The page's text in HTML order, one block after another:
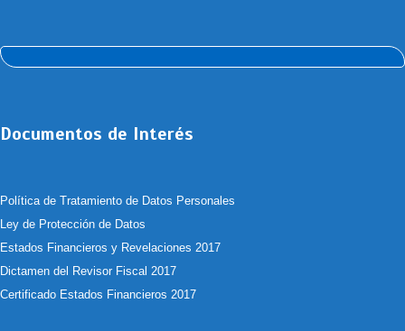
Documentos de Interés
Política de Tratamiento de Datos Personales
Ley de Protección de Datos
Estados Financieros y Revelaciones 2017
Dictamen del Revisor Fiscal 2017
Certificado Estados Financieros 2017